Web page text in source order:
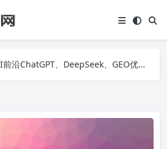
直播间搭建、励志美文和生活百科等多个领域的知识科普网站。无论您是对AI技术、建站技术、营销运营、还是IT科技感兴趣，我们都为您提供最新、最有趣的资讯。
直播间搭建、励志美文和生活百科等多个领域的知识科普网站。无论您是对AI技术、建站技术、营销运营、还是IT科技感兴趣，我们都为您提供最新、最有趣的资讯。